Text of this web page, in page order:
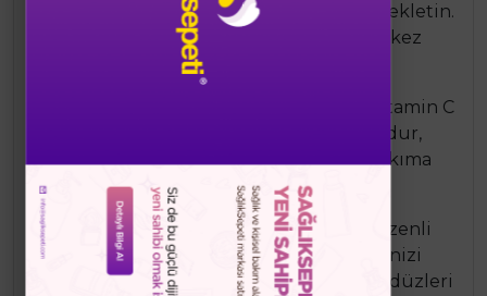
tabaka halinde uygulayın. 10-15 dakika bekletin.
Ilık suyla iyice durulayın. Haftada 1-2 kez
kullanabilirsiniz.
Uygun Cilt Tipleri: Enzyme Peel Mask Vitamin C
& Papaya, tüm cilt tipleri için uygundur,
özellikle canlandırıcı ve aydınlatıcı bakıma
ihtiyaç duyan ciltler için idealdir.
Öneri: En iyi sonuçlar için maskeyi düzenli
olarak kullanın. Maskeden sonra cildinizi
nemlendirici bir kremle besleyin ve gündüzleri